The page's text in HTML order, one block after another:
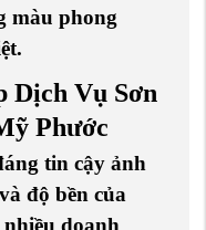
màu phong
Dịch Vụ Sơn
Phước
tin cậy ảnh
độ bền của
doanh